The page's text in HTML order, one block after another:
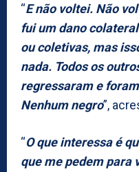
“E não voltei. Não
fui um dano
ou coletivas, mas
nada. Todos os
regressaram e
Nenhum negro”,
“O que interessa é
que me pedem para